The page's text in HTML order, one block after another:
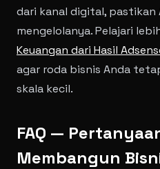
dari kanal digital, pastikan
mengelolanya. Pelajari
Keuangan dari Hasil
agar roda bisnis Anda
skala kecil.
FAQ —
Membangun